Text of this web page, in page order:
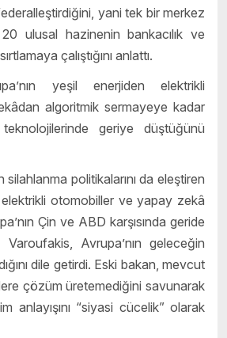
yani tek bir merkez
ulusal hazinenin bankacılık ve
çalıştığını anlattı.
yeşil enerjiden elektrikli
algoritmik sermayeye kadar
geriye düştüğünü
silahlanma politikalarını da eleştiren
otomobiller ve yapay zekâ
Çin ve ABD karşısında geride
Varoufakis, Avrupa’nın geleceğin
dile getirdi. Eski bakan, mevcut
çözüm üretemediğini savunarak
anlayışını “siyasi cücelik” olarak